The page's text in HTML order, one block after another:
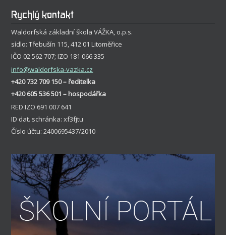
Rychlý kontakt
Waldorfská základní škola VÁŽKA, o.p.s.
sídlo: Třebušín 115, 412 01 Litoměřice
IČO 02 562 707; IZO 181 066 335
info@waldorfska-vazka.cz
+420 732 709 150 – ředitelka
+420 605 536 501 – hospodářka
RED IZO 691 007 641
ID dat. schránka: xf3fjtu
Číslo účtu: 2400695437/2010